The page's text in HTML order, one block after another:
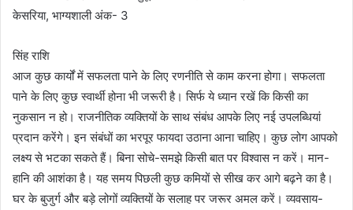
केसरिया, भाग्यशाली अंक- 3
सिंह राशि
आज कुछ कार्यों में सफलता पाने के लिए रणनीति से काम करना होगा। सफलता
पाने के लिए कुछ स्वार्थी होना भी जरूरी है। सिर्फ ये ध्यान रखें कि किसी का
नुकसान न हो। राजनीतिक व्यक्तियों के साथ संबंध आपके लिए नई उपलब्धियां
प्रदान करेंगे। इन संबंधों का भरपूर फायदा उठाना आना चाहिए। कुछ लोग आपको
लक्ष्य से भटका सकते हैं। बिना सोचे-समझे किसी बात पर विश्वास न करें। मान-
हानि की आशंका है। यह समय पिछली कुछ कमियों से सीख कर आगे बढ़ने का है।
घर के बुजुर्ग और बड़े लोगों व्यक्तियों के सलाह पर जरूर अमल करें। व्यवसाय-